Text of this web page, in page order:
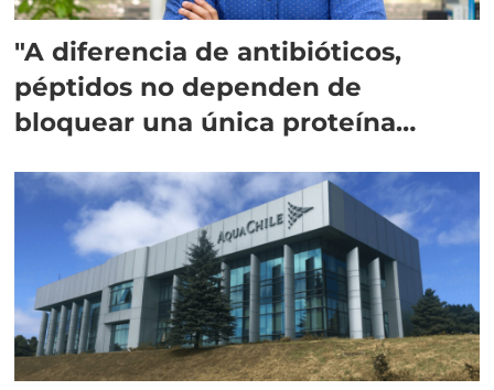
"A diferencia de antibióticos,
péptidos no dependen de
bloquear una única proteína